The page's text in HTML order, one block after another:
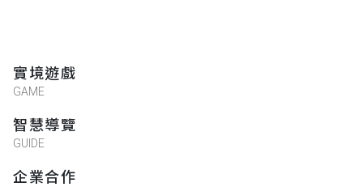
實境遊戲
GAME
智慧導覽
GUIDE
企業合作